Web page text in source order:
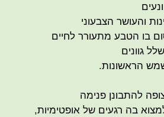
והעושר הצבעוני
בו הטבע מתעורר לחיים
גוונים
הראשונות.
להתבונן פנימה
בה רגעים של אופטימיות,